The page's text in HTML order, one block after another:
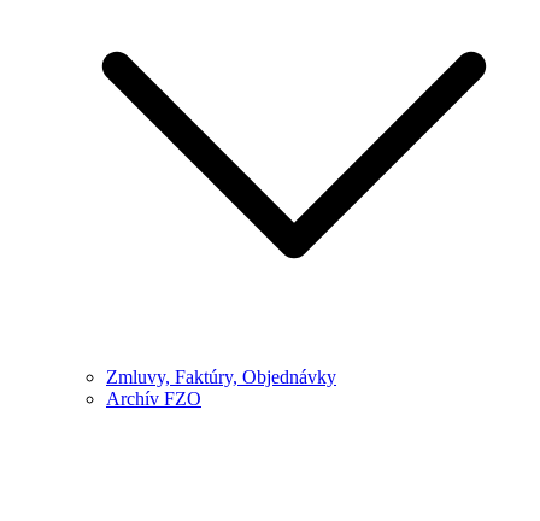
Zmluvy, Faktúry, Objednávky
Archív FZO